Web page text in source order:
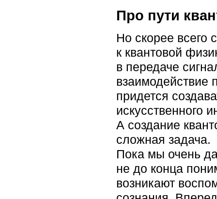
Про пути
Но скорее всего
к квантовой
в передаче
взаимодействие
придется
искусственного
А создание
сложная задача.
Пока мы очень
не до конца
возникают